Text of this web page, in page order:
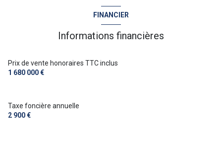
Chauffage individuel : air pulsé (electrique)
3 garage(s)
vue Mer et collines
FINANCIER
Informations financières
Prix de vente honoraires TTC inclus
1 680 000 €
Taxe foncière annuelle
2 900 €